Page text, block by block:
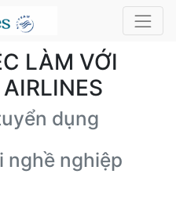
LÀM VỚI
dụng
nghề nghiệp